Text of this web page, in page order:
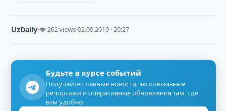
UzDaily·👁 262 views·02.09.2019 · 20:27
Будьте в курсе событий
Получайте главные новости, эксклюзивные
репортажи и оперативные обновления там, где
вам удобно.